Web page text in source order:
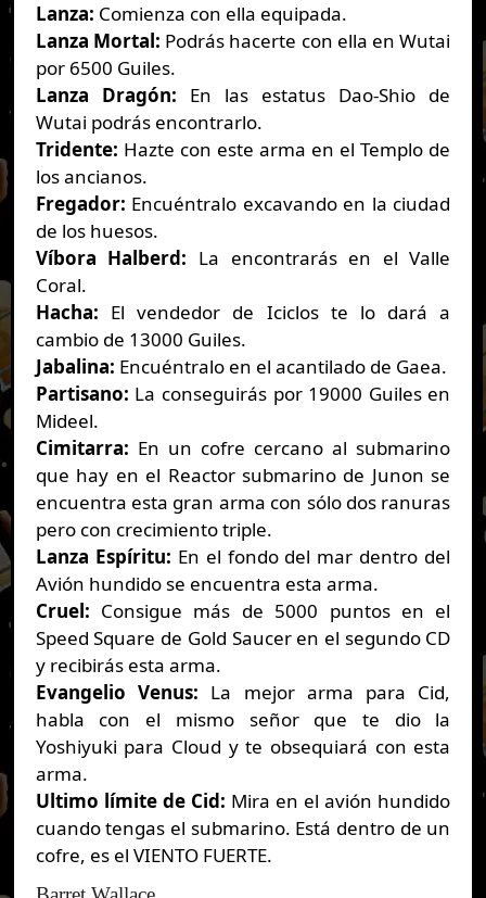
Lanza: Comienza con ella equipada.
Lanza Mortal: Podrás hacerte con ella en Wutai
por 6500 Guiles.
Lanza Dragón: En las estatus Dao-Shio de
Wutai podrás encontrarlo.
Tridente: Hazte con este arma en el Templo de
los ancianos.
Fregador: Encuéntralo excavando en la ciudad
de los huesos.
Víbora Halberd: La encontrarás en el Valle
Coral.
Hacha: El vendedor de Iciclos te lo dará a
cambio de 13000 Guiles.
Jabalina: Encuéntralo en el acantilado de Gaea.
Partisano: La conseguirás por 19000 Guiles en
Mideel.
Cimitarra: En un cofre cercano al submarino
que hay en el Reactor submarino de Junon se
encuentra esta gran arma con sólo dos ranuras
pero con crecimiento triple.
Lanza Espíritu: En el fondo del mar dentro del
Avión hundido se encuentra esta arma.
Cruel: Consigue más de 5000 puntos en el
Speed Square de Gold Saucer en el segundo CD
y recibirás esta arma.
Evangelio Venus: La mejor arma para Cid,
habla con el mismo señor que te dio la
Yoshiyuki para Cloud y te obsequiará con esta
arma.
Ultimo límite de Cid: Mira en el avión hundido
cuando tengas el submarino. Está dentro de un
cofre, es el VIENTO FUERTE.